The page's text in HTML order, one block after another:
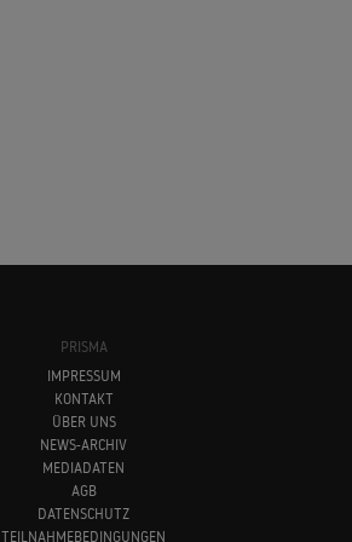
PRISMA
IMPRESSUM
KONTAKT
ÜBER UNS
NEWS-ARCHIV
MEDIADATEN
AGB
DATENSCHUTZ
TEILNAHMEBEDINGUNGEN